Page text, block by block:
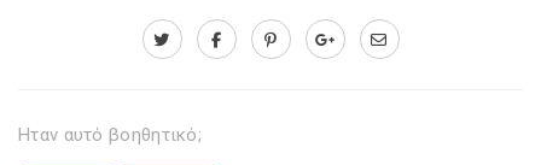
Ηταν αυτό βοηθητικό;